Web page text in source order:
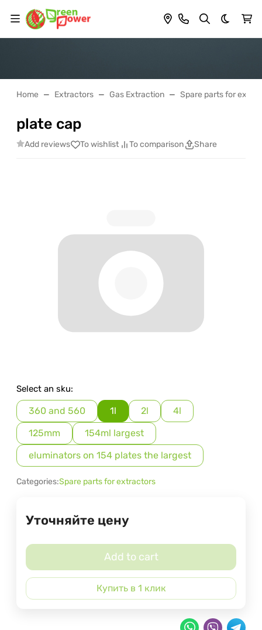
Dark
Home Extractors Gas Extraction Spare parts for
plate cap
Add reviews To wishlist To comparison Share
Select an sku:
360 and 560 1l 2l
4l
125mm
154ml largest
eluminators on 154 plates the largest
Categories:Spare parts for extractors
Уточняйте цену
Add to cart
Купить в 1 клик